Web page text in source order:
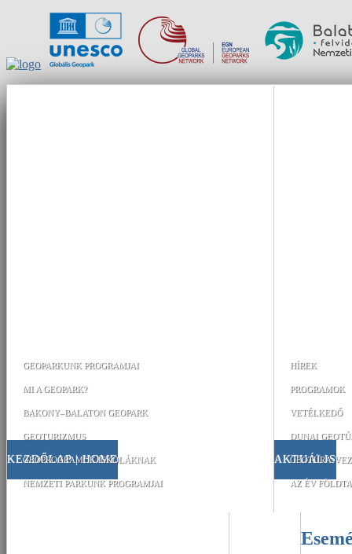
KEZDŐLAP | HOME
GEOPARKUNK PROGRAMJAI
MI A GEOPARK?
BAKONY–BALATON GEOPARK
GEOTURIZMUS
GEOPROGRAMOK ISKOLÁKNAK
NEMZETI PARKUNK PROGRAMJAI
AKTUÁLIS
HÍREK
PROGRAMOK
VETÉLKEDŐ
DUNAI
GEOTÚRA-
AZ ÉV